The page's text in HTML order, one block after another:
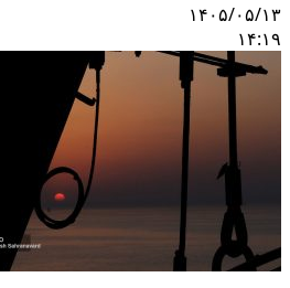
۱۴۰۵/۰۵/۱۳
۱۴:۱۹